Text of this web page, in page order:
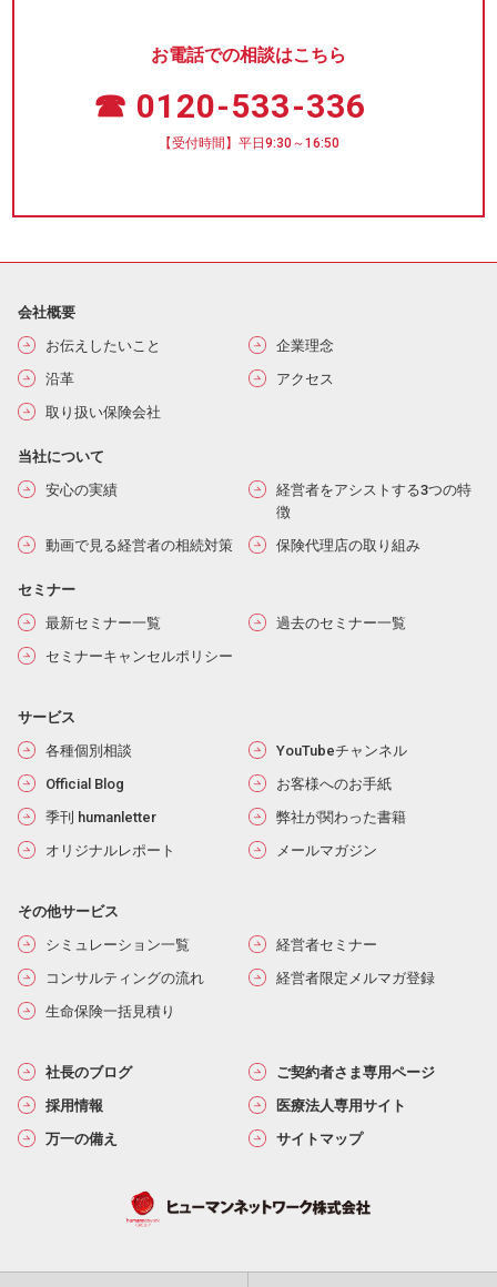
お電話での相談はこちら
☎ 0120-533-336
【受付時間】平日9:30～16:50
会社概要
お伝えしたいこと
企業理念
沿革
アクセス
取り扱い保険会社
当社について
安心の実績
経営者をアシストする3つの特
徴
動画で見る経営者の相続対策
保険代理店の取り組み
セミナー
最新セミナー一覧
過去のセミナー一覧
セミナーキャンセルポリシー
サービス
各種個別相談
YouTubeチャンネル
Official Blog
お客様へのお手紙
季刊 humanletter
弊社が関わった書籍
オリジナルレポート
メールマガジン
その他サービス
シミュレーション一覧
経営者セミナー
コンサルティングの流れ
経営者限定メルマガ登録
生命保険一括見積り
社長のブログ
ご契約者さま専用ページ
採用情報
医療法人専用サイト
万一の備え
サイトマップ